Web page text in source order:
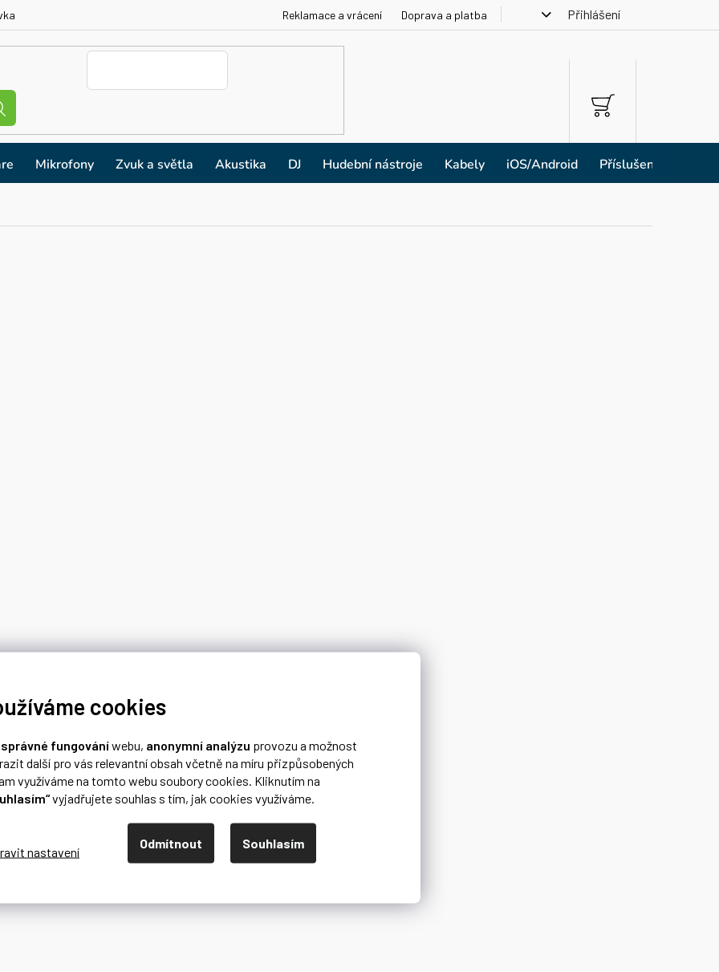
cookies
správné fungováníwebu, anonymní analýzu provozu a možnost
další pro vás relevantní obsah včetně na míru přizpůsobených
využíváme na tomto webu soubory cookies. Kliknutím na
vyjadřujete souhlas s tím, jak cookies využíváme.
Odmítnout Souhlasím
Reklamace a vrácení Doprava a platba Přihlášení
NÁKUPNÍ
KOŠÍK
Mikrofony Zvuk a světla Akustika DJ Hudební nástroje Kabely iOS/Android Příslušenství